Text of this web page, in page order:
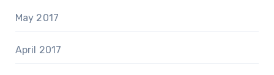
May 2017
April 2017